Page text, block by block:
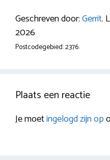
Geschreven door:Gerrit.
2026
Postcodegebied: 2376.
Plaats een reactie
Je moetingelogd zijn op